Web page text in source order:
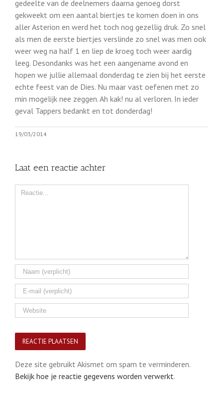
gedeelte van de deelnemers daarna genoeg dorst
gekweekt om een aantal biertjes te komen doen in ons
aller Asterion en werd het toch nog gezellig druk. Zo snel
als men de eerste biertjes verslinde zo snel was men ook
weer weg na half 1 en liep de kroeg toch weer aardig
leeg. Desondanks was het een aangename avond en
hopen we jullie allemaal donderdag te zien bij het eerste
echte feest van de Dies. Nu maar vast oefenen met zo
min mogelijk nee zeggen. Ah kak! nu al verloren. In ieder
geval Tappers bedankt en tot donderdag!
19/03/2014
Laat een reactie achter
Comment
Deze site gebruikt Akismet om spam te verminderen.
Bekijk hoe je reactie gegevens worden verwerkt.